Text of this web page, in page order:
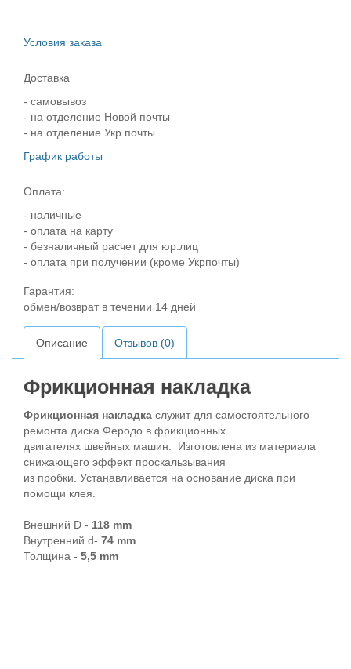
Условия заказа
Доставка
- самовывоз
- на отделение Новой почты
- на отделение Укр почты
График работы
Оплата:
- наличные
- оплата на карту
- безналичный расчет для юр.лиц
- оплата при получении (кроме Укрпочты)
Гарантия:
обмен/возврат в течении 14 дней
Описание Отзывов (0)
Фрикционная накладка
Фрикционная накладка служит для самостоятельного
ремонта диска Феродо в фрикционных
двигателях швейных машин. Изготовлена из материала
снижающего эффект проскальзывания
из пробки. Устанавливается на основание диска при
помощи клея.
Внешний D - 118 mm
Внутренний d- 74 mm
Толщина - 5,5 mm